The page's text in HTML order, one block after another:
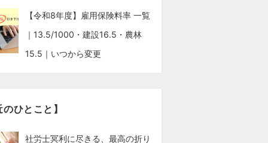
【令和8年度】雇用保険料率 一覧
｜13.5/1000・建設16.5・農林
15.5｜いつから変更
ひとこと】
社労士冥利に尽きる、最高の折り